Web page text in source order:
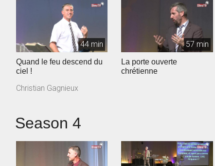
44 min
Quand le feu descend du
ciel !
Christian Gagnieux
57 min
La porte ouverte
chrétienne
Season 4